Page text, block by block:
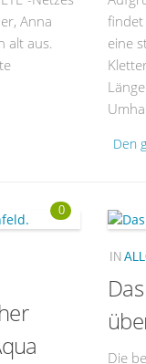
Anna
alt aus.
findet
eine
Den
0
IN
Die